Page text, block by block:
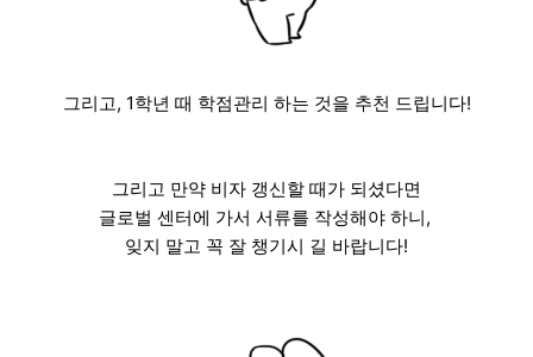
그리고, 1학년 때 학점관리 하는 것을 추천 드립니다!
그리고 만약 비자 갱신할 때가 되셨다면
글로벌 센터에 가서 서류를 작성해야 하니,
잊지 말고 꼭 잘 챙기시 길 바랍니다!